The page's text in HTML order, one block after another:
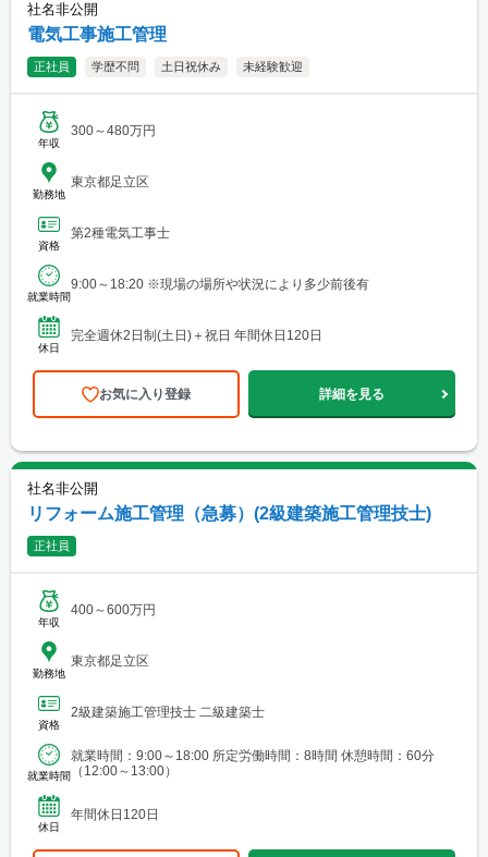
社名非公開
電気工事施工管理
正社員 学歴不問 土日祝休み 未経験歓迎
年収
300～480万円
勤務地
東京都足立区
資格
第2種電気工事士
就業時間
9:00～18:20 ※現場の場所や状況により多少前後有
休日
完全週休2日制(土日)＋祝日 年間休日120日
お気に入り登録 詳細を見る
社名非公開
リフォーム施工管理（急募）(2級建築施工管理技士)
正社員
年収
400～600万円
勤務地
東京都足立区
資格
2級建築施工管理技士 二級建築士
就業時間
就業時間：9:00～18:00 所定労働時間：8時間 休憩時間：60分
（12:00～13:00）
休日
年間休日120日